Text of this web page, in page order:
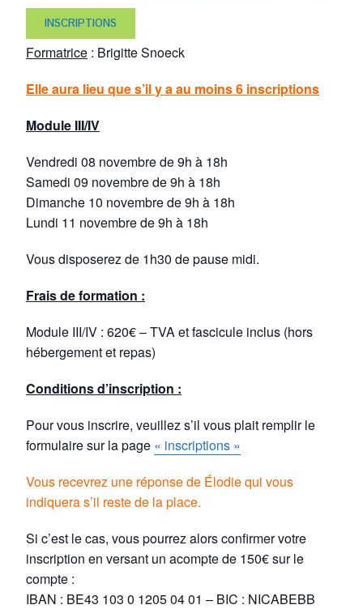
INSCRIPTIONS
Formatrice : Brigitte Snoeck
Elle aura lieu que s’il y a au moins 6 inscriptions
Module III/IV
Vendredi 08 novembre de 9h à 18h
Samedi 09 novembre de 9h à 18h
Dimanche 10 novembre de 9h à 18h
Lundi 11 novembre de 9h à 18h
Vous disposerez de 1h30 de pause midi.
Frais de formation :
Module III/IV : 620€ – TVA et fascicule inclus (hors
hébergement et repas)
Conditions d’inscription :
Pour vous inscrire, veuillez s’il vous plait remplir le
formulaire sur la page « inscriptions »
Vous recevrez une réponse de Élodie qui vous
indiquera s’il reste de la place.
Si c’est le cas, vous pourrez alors confirmer votre
inscription en versant un acompte de 150€ sur le
compte :
IBAN : BE43 103 0 1205 04 01 – BIC : NICABEBB